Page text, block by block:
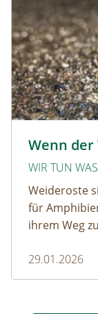
Wenn
WIR TUN WAS
Weideroste
für
ihrem Weg
29.01.2026